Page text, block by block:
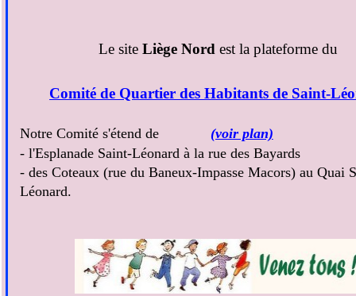
Le site Liège Nordest la plateforme du
Comité de Quartier des Habitants de Saint-
Notre Comité s'étend de (voir plan)
- l'Esplanade Saint-Léonard à la rue des Bayards
- des Coteaux (rue du Baneux-Impasse Macors) au Quai
Léonard.